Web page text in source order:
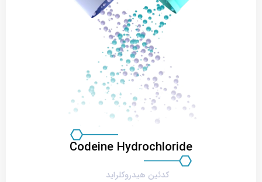
Codeine Hydrochloride